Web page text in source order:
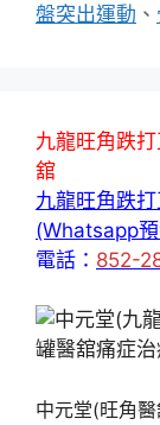
盤突出運動 、
九龍旺角跌
舘
九龍旺角跌
(Whatsapp
電話： 852-
中元堂(旺角